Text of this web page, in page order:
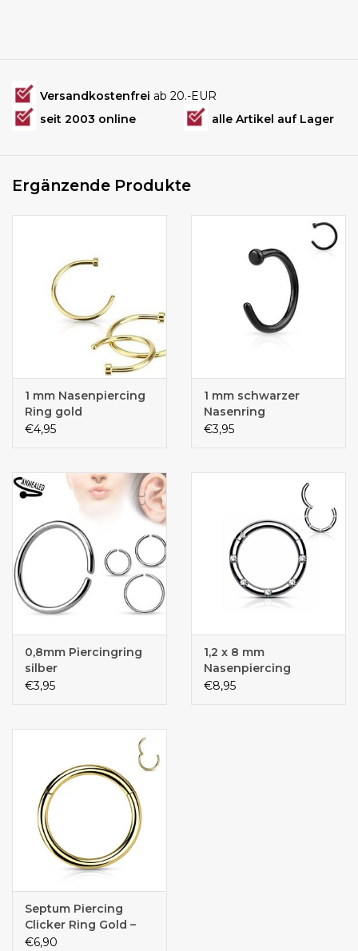
Versandkostenfrei ab 20.-EUR
seit 2003 online
alle Artikel auf Lager
Ergänzende Produkte
1 mm Nasenpiercing
Ring gold
€4,95
1 mm schwarzer
Nasenring
€3,95
0,8mm Piercingring
silber
€3,95
1,2 x 8 mm
Nasenpiercing
Septum
€8,95
Septum Piercing
Clicker Ring Gold –
Chirurgenstahl 316L
€6,90